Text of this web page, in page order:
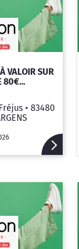
VALOIR SUR
80€...
• 83480